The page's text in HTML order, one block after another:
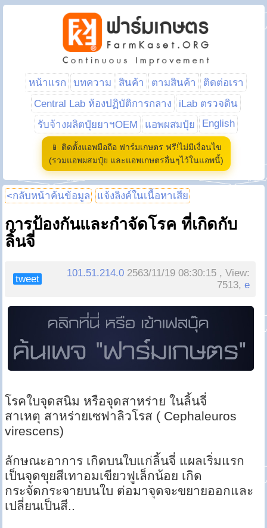
หน้าแรก บทความ สินค้า ตามสินค้า
ติดต่อเรา
Central Lab ห้องปฏิบัติการกลาง
iLab ตรวจดิน
รับจ้างผลิตปุ๋ยยาฯOEM
แอพผสมปุ๋ย English
📱 ติดตั้งแอพมือถือ ฟาร์มเกษตร ฟรี!ไม่มีเงื่อนไข
(รวมแอพผสมปุ๋ย และแอพเกษตรอื่นๆไว้ในแอพนี้)
<กลับหน้าค้นข้อมูล แจ้งลิงค์ในเนื้อหาเสีย
การป้องกันและกำจัดโรค ที่เกิดกับ
ลิ้นจี่
tweet
101.51.214.0 2563/11/19 08:30:15 , View:
7513,e
โรคใบจุดสนิม หรือจุดสาหร่าย ในลิ้นจี่
สาเหตุ สาหร่ายเซฟาลิวโรส ( Cephaleuros
virescens)
ลักษณะอาการ เกิดบนใบแก่ลิ้นจี่ แผลเริ่มแรก
เป็นจุดขุยสีเทาอมเขียวฟูเล็กน้อย เกิด
กระจัดกระจายบนใบ ต่อมาจุดจะขยายออกและ
เปลี่ยนเป็นสี..